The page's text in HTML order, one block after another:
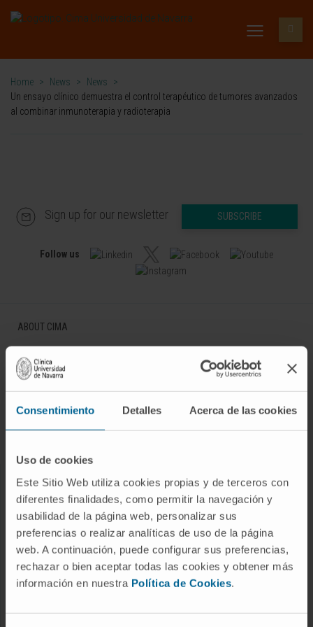
Consentimiento Detalles Acerca de las cookies
Uso de cookies
Este Sitio Web utiliza cookies propias y de terceros con
diferentes finalidades, como permitir la navegación y
usabilidad de la página web, personalizar sus
preferencias o realizar analíticas de uso de la página
web. A continuación, puede configurar sus preferencias,
rechazar o bien aceptar todas las cookies y obtener más
información en nuestra Política de Cookies.
Home > News > News
>
Un ensayo clínico demuestra el control terapéutico de tumores avanzados
al combinar inmunoterapia y radioterapia
Sign up for our newsletter SUBSCRIBE
Follow us
ABOUT CIMA
Research Center of the Clinica
DISEASES
Cancer
Cardiovascular diseases
Liver diseases
Nervous System diseases